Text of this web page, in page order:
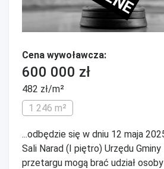
Cena wywoławcza:
600 000 zł
482 zł/m²
1 246 m²
...odbędzie się w dniu 12 maja
Sali Narad (I piętro) Urzędu
przetargu mogą brać udział